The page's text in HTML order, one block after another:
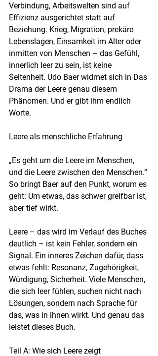
Verbindung, Arbeitswelten sind auf
Effizienz ausgerichtet statt auf
Beziehung. Krieg, Migration, prekäre
Lebenslagen, Einsamkeit im Alter oder
inmitten von Menschen – das Gefühl,
innerlich leer zu sein, ist keine
Seltenheit. Udo Baer widmet sich in Das
Drama der Leere genau diesem
Phänomen. Und er gibt ihm endlich
Worte.
Leere als menschliche Erfahrung
„Es geht um die Leere im Menschen,
und die Leere zwischen den Menschen.“
So bringt Baer auf den Punkt, worum es
geht: Um etwas, das schwer greifbar ist,
aber tief wirkt.
Leere – das wird im Verlauf des Buches
deutlich – ist kein Fehler, sondern ein
Signal. Ein inneres Zeichen dafür, dass
etwas fehlt: Resonanz, Zugehörigkeit,
Würdigung, Sicherheit. Viele Menschen,
die sich leer fühlen, suchen nicht nach
Lösungen, sondern nach Sprache für
das, was in ihnen wirkt. Und genau das
leistet dieses Buch.
Teil A: Wie sich Leere zeigt